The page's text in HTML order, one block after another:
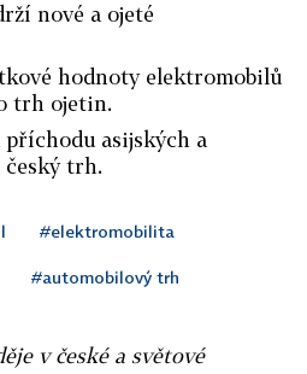
nové a ojeté
hodnoty elektromobilů
trh ojetin.
příchodu asijských a
český trh.
#elektromobilita
#automobilový trh
v české a světové